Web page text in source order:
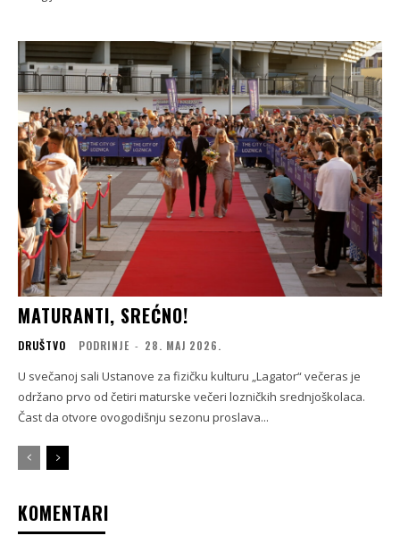
MATURANTI, SREĆNO!
DRUŠTVO PODRINJE - 28. МАЈ 2026.
U svečanoj sali Ustanove za fizičku kulturu „Lagator“ večeras je
održano prvo od četiri maturske večeri lozničkih srednjoškolaca.
Čast da otvore ovogodišnju sezonu proslava...
KOMENTARI